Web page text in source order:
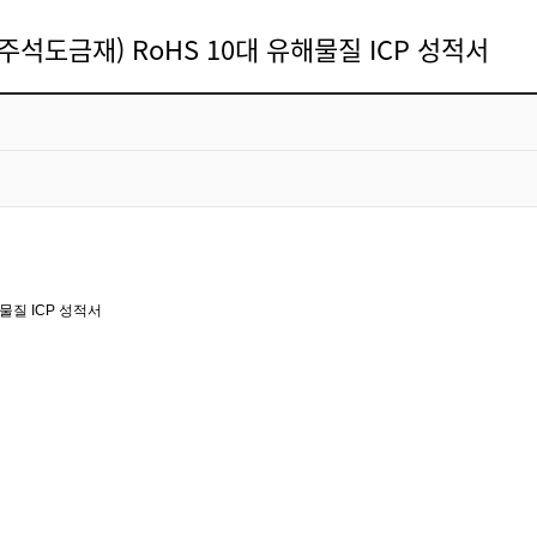
도금재) RoHS 10대 유해물질 ICP 성적서
질 ICP 성적서